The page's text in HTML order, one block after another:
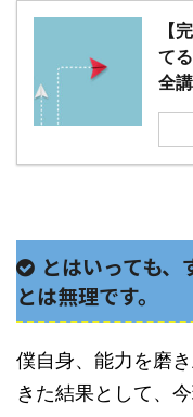
【
て
全
とはいっても
とは無理です。
僕自身、能力を磨
きた結果として、